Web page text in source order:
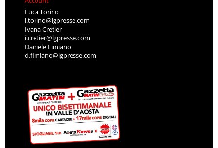
Luca Torino
l.torino@lgpresse.com
Ivana Cretier
i.cretier@lgpresse.com
Daniele Fimiano
d.fimiano@lgpresse.com